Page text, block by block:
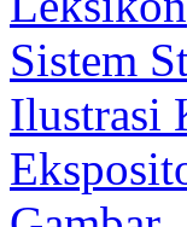
Sistem
Ilustrasi